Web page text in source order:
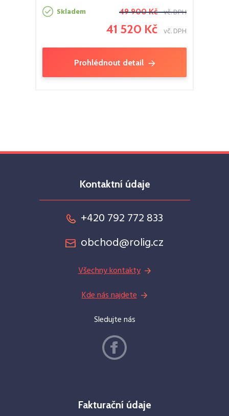
Skladem 49 900 Kč vč. DPH
41 520 Kč vč. DPH
Prohlédnout detail
Kontaktní údaje
+420 792 772 833
obchod@rolig.cz
Všechny kontakty
Kde nás najdete
Sledujte nás
Fakturační údaje